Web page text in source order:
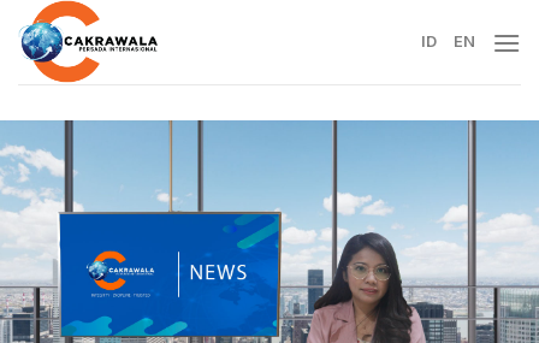
Skip
content
ID EN